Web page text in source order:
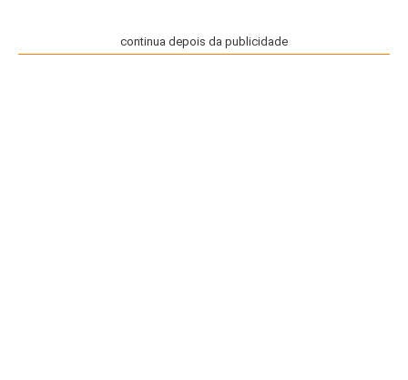
continua depois da publicidade